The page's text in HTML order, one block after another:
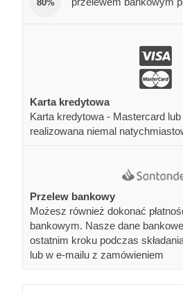
80%
Karta kredytowa
Karta kredytowa - Mastercard lub
realizowana niemal
Przelew bankowy
Możesz również dokonać
bankowym. Nasze dane
ostatnim kroku podczas
lub w e-mailu z zamówieniem